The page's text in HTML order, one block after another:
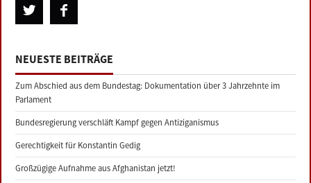
NEUESTE BEITRÄGE
Zum Abschied aus dem Bundestag: Dokumentation über 3 Jahrzehnte im
Parlament
Bundesregierung verschläft Kampf gegen Antiziganismus
Gerechtigkeit für Konstantin Gedig
Großzügige Aufnahme aus Afghanistan jetzt!